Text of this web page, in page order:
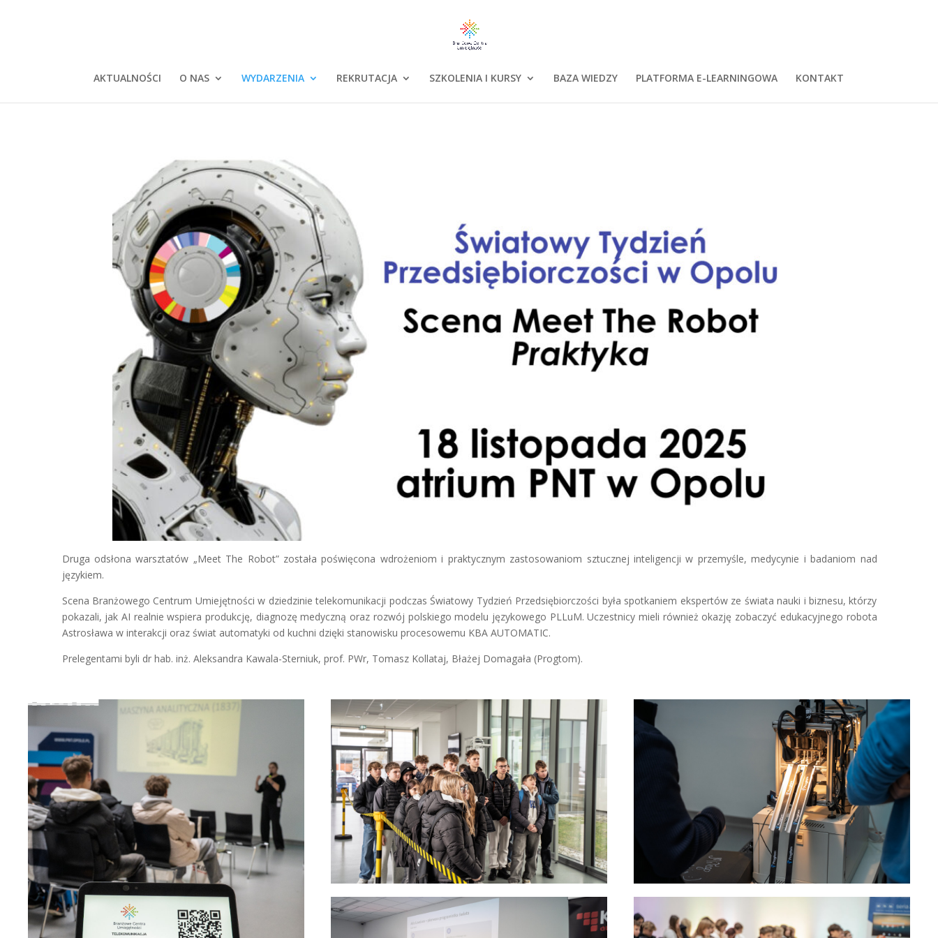
AKTUALNOŚCI O NAS WYDARZENIA REKRUTACJA SZKOLENIA I KURSY BAZA WIEDZY PLATFORMA E-LEARNINGOWA KONTAKT
Druga odsłona warsztatów „Meet The Robot” została poświęcona wdrożeniom i praktycznym zastosowaniom sztucznej inteligencji w przemyśle, medycynie i badaniom nad
językiem.
Scena Branżowego Centrum Umiejętności w dziedzinie telekomunikacji podczas Światowy Tydzień Przedsiębiorczości była spotkaniem ekspertów ze świata nauki i biznesu, którzy
pokazali, jak AI realnie wspiera produkcję, diagnozę medyczną oraz rozwój polskiego modelu językowego PLLuM. Uczestnicy mieli również okazję zobaczyć edukacyjnego robota
Astrosława w interakcji oraz świat automatyki od kuchni dzięki stanowisku procesowemu KBA AUTOMATIC.
Prelegentami byli dr hab. inż. Aleksandra Kawala-Sterniuk, prof. PWr, Tomasz Kollataj, Błażej Domagała (Progtom).